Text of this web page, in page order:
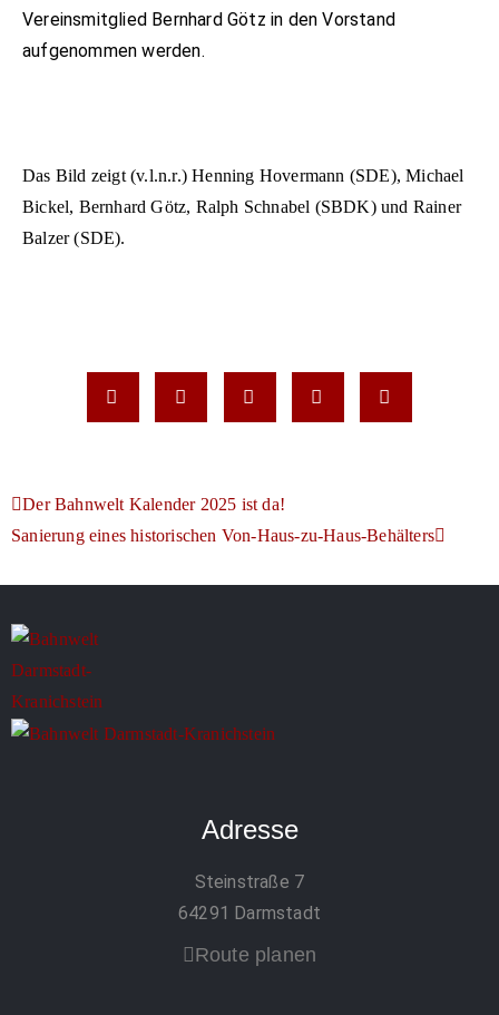
Vereinsmitglied Bernhard Götz in den Vorstand
aufgenommen werden.
Das Bild zeigt (v.l.n.r.) Henning Hovermann (SDE), Michael
Bickel, Bernhard Götz, Ralph Schnabel (SBDK) und Rainer
Balzer (SDE).
Der Bahnwelt Kalender 2025 ist da!
Sanierung eines historischen Von-Haus-zu-Haus-Behälters
Adresse
Steinstraße 7
64291 Darmstadt
Route planen